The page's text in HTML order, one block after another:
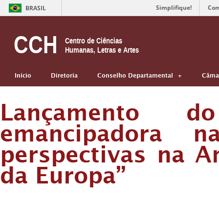
BRASIL Simplifique!
CCH
Centro de Ciências
Humanas, Letras e Artes
Início Diretoria Conselho Departamental
Lançamento
emancipadora
perspectivas na
da Europa”